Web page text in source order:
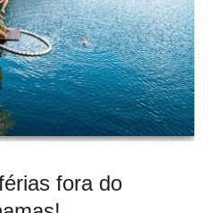
fora do